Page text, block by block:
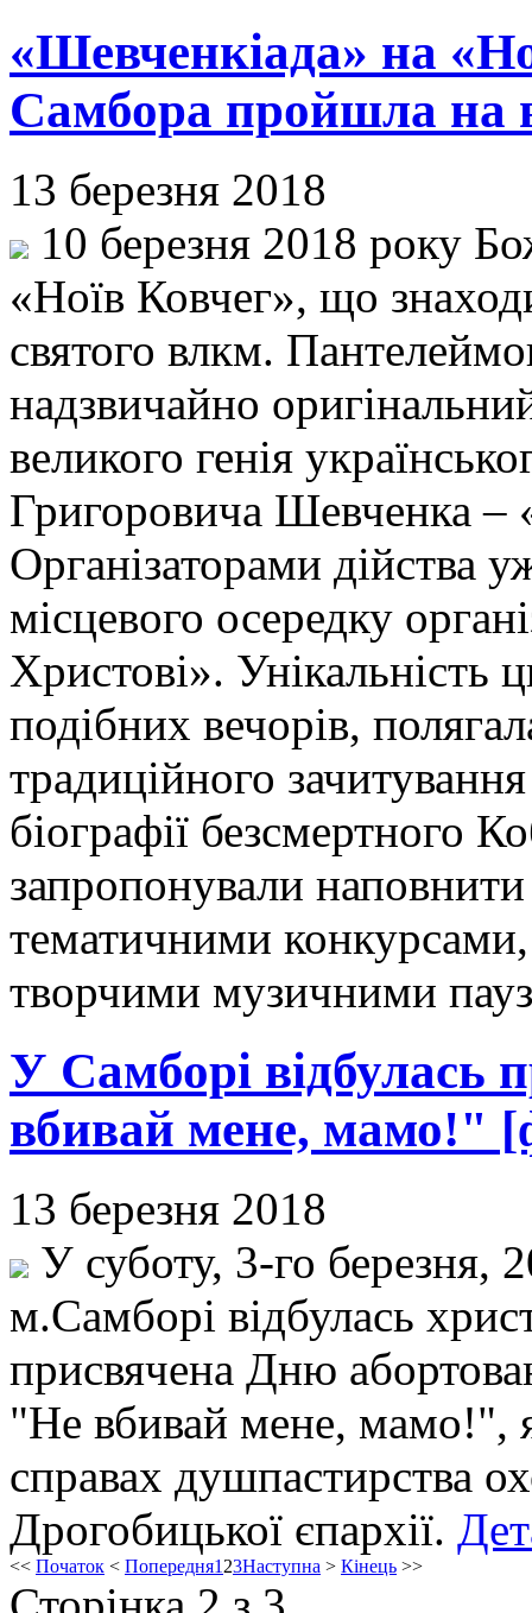
«Шевченкіада» на
Самбора пройшла на
13 березня 2018
10 березня 2018 року
«Ноїв Ковчег», що
святого влкм.
надзвичайно
великого генія
Григоровича Шевченка –
Організаторами дійства
місцевого осередку
Христові». Унікальність
подібних вечорів,
традиційного
біографії безсмертного
запропонували
тематичними
творчими музичними
У Самборі відбулась
вбивай мене, мамо!"
13 березня 2018
У суботу, 3-го березня,
м.Самборі відбулась
присвячена Дню
"Не вбивай мене, мамо!",
справах душпастирства
Дрогобицької єпархії.
<< Початок < Попередня1 23Наступна > Кінець >>